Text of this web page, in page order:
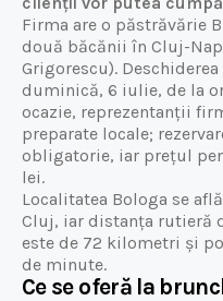
Firma are o păstrăvărie
două băcănii în Cluj-
Grigorescu).
duminică, 6 iulie, de la
ocazie, reprezentanții
preparate locale;
obligatorie, iar prețul
lei.
Localitatea Bologa se
Cluj, iar distanța rutieră
este de 72 kilometri și
de minute.
Ce se oferă la